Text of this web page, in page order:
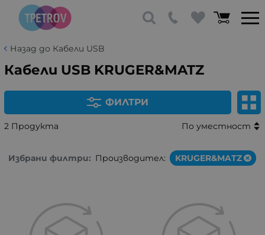
Назад до Кабели USB
Кабели USB KRUGER&MATZ
ФИЛТРИ
2 Продукта По уместност
Избрани филтри: Производител: KRUGER&MATZ